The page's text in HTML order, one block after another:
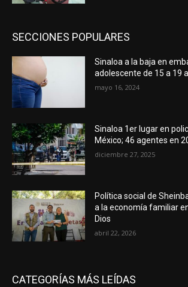
SECCIONES POPULARES
Sinaloa a la baja en
adolescente de 15 a 19
mayo 16, 2024
Sinaloa 1er lugar en
México; 46 agentes en
diciembre 27, 2025
Política social de
a la economía familiar
Dios
abril 22, 2026
CATEGORÍAS MÁS LEÍDAS